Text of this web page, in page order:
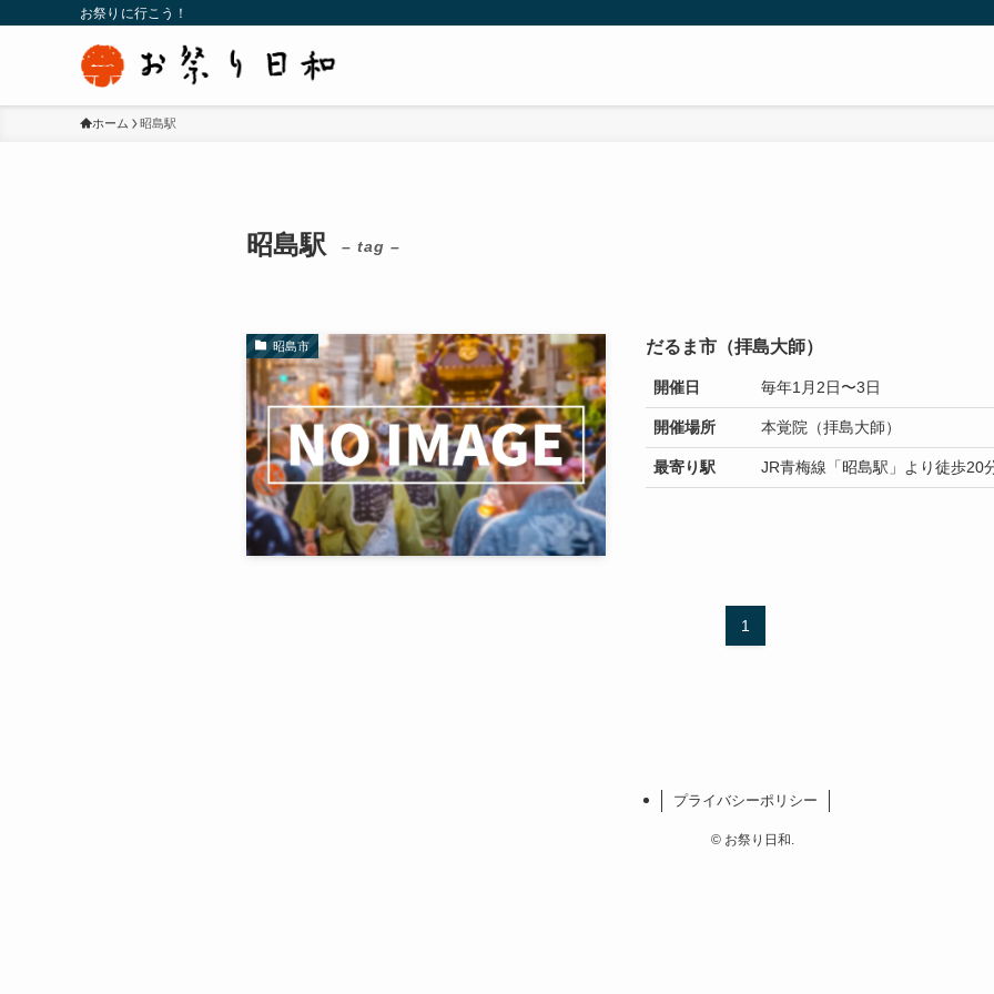
お祭りに行こう！
ホーム 昭島駅
昭島駅 – tag –
昭島市 だるま市（拝島大師）
開催日 毎年1月2日〜3日
開催場所 本覚院（拝島大師）
最寄り駅 JR青梅線「昭島駅」より徒歩20
1
プライバシーポリシー
©お祭り日和.